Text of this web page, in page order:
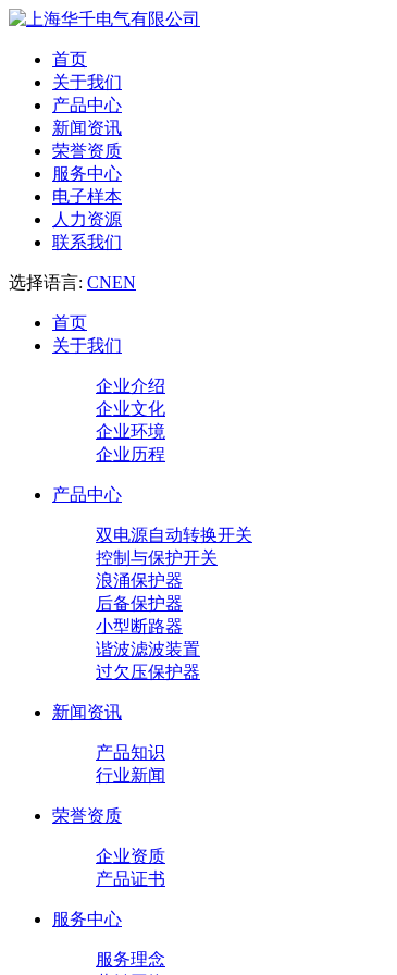
首页
关于我们
产品中心
新闻资讯
荣誉资质
服务中心
电子样本
人力资源
联系我们
选择语言: CNEN
首页
关于我们
企业介绍
企业文化
企业环境
企业历程
产品中心
双电源自动转换开关
控制与保护开关
浪涌保护器
后备保护器
小型断路器
谐波滤波装置
过欠压保护器
新闻资讯
产品知识
行业新闻
荣誉资质
企业资质
产品证书
服务中心
服务理念